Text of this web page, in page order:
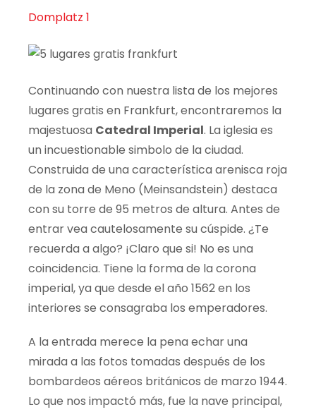
Domplatz 1
Continuando con nuestra lista de los mejores
lugares gratis en Frankfurt,encontraremos la
majestuosa Catedral Imperial. La iglesia es
un incuestionable simbolo de la ciudad.
Construida de una característica arenisca roja
de la zona de Meno (Meinsandstein) destaca
con su torre de 95 metros de altura. Antes de
entrar vea cautelosamente su cúspide. ¿Te
recuerda a algo? ¡Claro que si! No es una
coincidencia. Tiene la forma de la corona
imperial, ya que desde el año 1562 en los
interiores se consagraba los emperadores.
A la entrada merece la pena echar una
mirada a las fotos tomadas después de los
bombardeos aéreos británicos de marzo 1944.
Lo que nos impactó más, fue la nave principal,